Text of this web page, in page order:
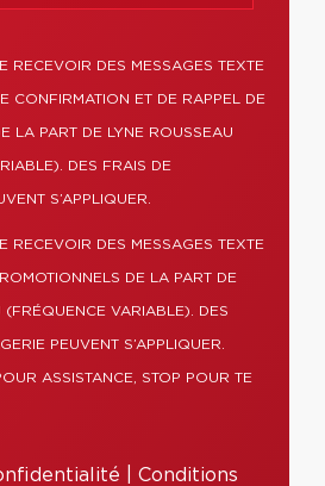
RECEVOIR DES MESSAGES TEXTE
CONFIRMATION ET DE RAPPEL DE
LA PART DE LYNE ROUSSEAU
DES FRAIS DE
S’APPLIQUER.
RECEVOIR DES MESSAGES TEXTE
DE LA PART DE
(FRÉQUENCE VARIABLE). DES
PEUVENT S’APPLIQUER.
ASSISTANCE, STOP POUR TE
Conditions